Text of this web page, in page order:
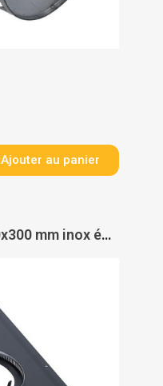
Ajouter au panier
Plaque de propreté 300x300 mm inox émail noir mat poêles à Pellets - TEN